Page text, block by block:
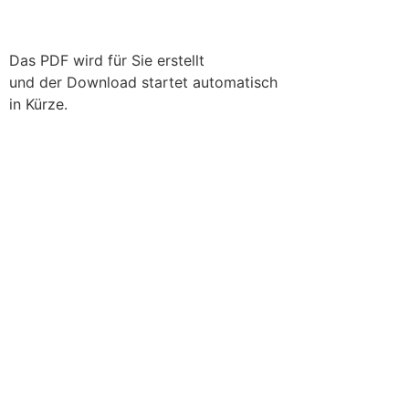
Das PDF wird für Sie erstellt
und der Download startet automatisch
in Kürze.